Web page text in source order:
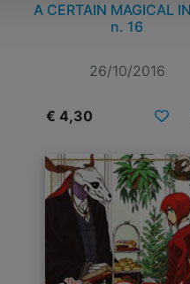
A CERTAIN MAGICAL
n. 16
26/10/2016
€ 4,30